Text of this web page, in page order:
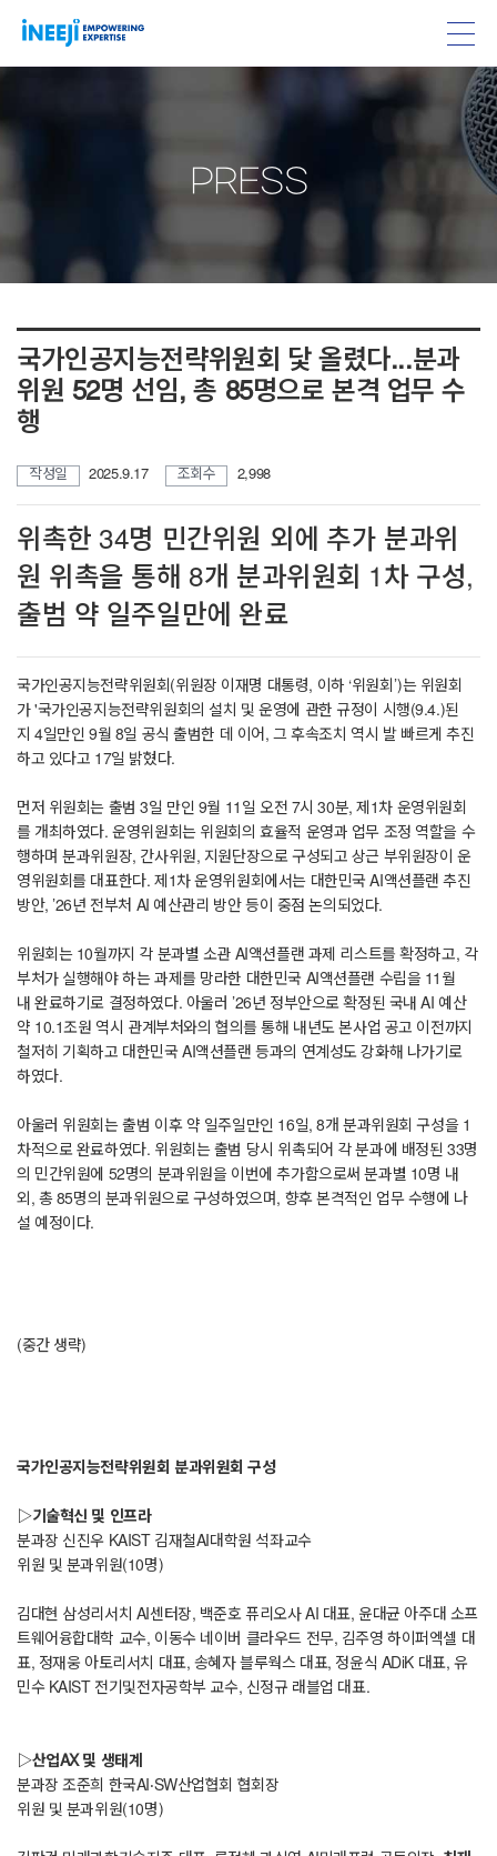
PRESS
국가인공지능전략위원회 닻 올렸다...분과
위원 52명 선임, 총 85명으로 본격 업무 수
행
작성일 2025.9.17 조회수 2,998
위촉한 34명 민간위원 외에 추가 분과위
원 위촉을 통해 8개 분과위원회 1차 구성,
출범 약 일주일만에 완료
국가인공지능전략위원회(위원장 이재명 대통령, 이하 ‘위원회’)는 위원회
가 '국가인공지능전략위원회의 설치 및 운영에 관한 규정이 시행(9.4.)된
지 4일만인 9월 8일 공식 출범한 데 이어, 그 후속조치 역시 발 빠르게 추진
하고 있다고 17일 밝혔다.
먼저 위원회는 출범 3일 만인 9월 11일 오전 7시 30분, 제1차 운영위원회
를 개최하였다. 운영위원회는 위원회의 효율적 운영과 업무 조정 역할을 수
행하며 분과위원장, 간사위원, 지원단장으로 구성되고 상근 부위원장이 운
영위원회를 대표한다. 제1차 운영위원회에서는 대한민국 AI액션플랜 추진
방안, ’26년 전부처 AI 예산관리 방안 등이 중점 논의되었다.
위원회는 10월까지 각 분과별 소관 AI액션플랜 과제 리스트를 확정하고, 각
부처가 실행해야 하는 과제를 망라한 대한민국 AI액션플랜 수립을 11월
내 완료하기로 결정하였다. 아울러 ’26년 정부안으로 확정된 국내 AI 예산
약 10.1조원 역시 관계부처와의 협의를 통해 내년도 본사업 공고 이전까지
철저히 기획하고 대한민국 AI액션플랜 등과의 연계성도 강화해 나가기로
하였다.
아울러 위원회는 출범 이후 약 일주일만인 16일, 8개 분과위원회 구성을 1
차적으로 완료하였다. 위원회는 출범 당시 위촉되어 각 분과에 배정된 33명
의 민간위원에 52명의 분과위원을 이번에 추가함으로써 분과별 10명 내
외, 총 85명의 분과위원으로 구성하였으며, 향후 본격적인 업무 수행에 나
설 예정이다.
(중간 생략)
국가인공지능전략위원회 분과위원회 구성
▷기술혁신 및 인프라
분과장 신진우 KAIST 김재철AI대학원 석좌교수
위원 및 분과위원(10명)
김대현 삼성리서치 AI센터장, 백준호 퓨리오사 AI 대표, 윤대균 아주대 소프
트웨어융합대학 교수, 이동수 네이버 클라우드 전무, 김주영 하이퍼엑셀 대
표, 정재웅 아토리서치 대표, 송혜자 블루웍스 대표, 정윤식 ADiK 대표, 유
민수 KAIST 전기및전자공학부 교수, 신정규 래블업 대표.
▷산업AX 및 생태계
분과장 조준희 한국AI‧SW산업협회 협회장
위원 및 분과위원(10명)